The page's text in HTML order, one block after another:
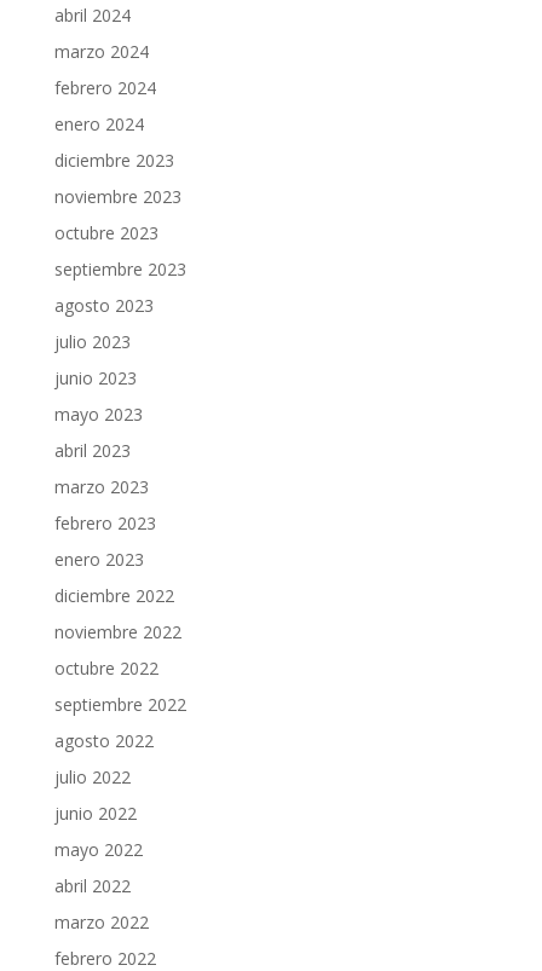
abril 2024
marzo 2024
febrero 2024
enero 2024
diciembre 2023
noviembre 2023
octubre 2023
septiembre 2023
agosto 2023
julio 2023
junio 2023
mayo 2023
abril 2023
marzo 2023
febrero 2023
enero 2023
diciembre 2022
noviembre 2022
octubre 2022
septiembre 2022
agosto 2022
julio 2022
junio 2022
mayo 2022
abril 2022
marzo 2022
febrero 2022